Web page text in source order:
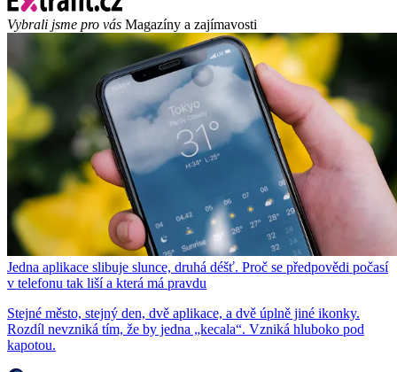
Vybrali jsme pro vás Magazíny a zajímavosti
Jedna aplikace slibuje slunce, druhá déšť. Proč se předpovědi počasí
v telefonu tak liší a která má pravdu
Stejné město, stejný den, dvě aplikace, a dvě úplně jiné ikonky.
Rozdíl nevzniká tím, že by jedna „kecala“. Vzniká hluboko pod
kapotou.